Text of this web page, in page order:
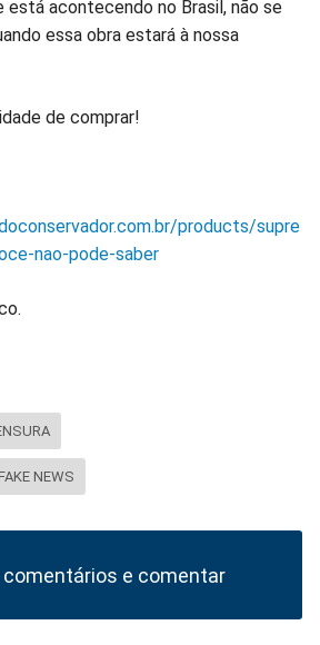
está acontecendo no Brasil, não se
essa obra estará à nossa
de comprar!
products/supre
nao-pode-saber
NEWS
comentários e comentar